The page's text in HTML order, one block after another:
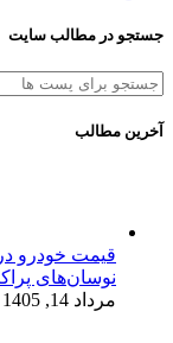
جستجو در مطالب سایت
آخرین مطالب
نوسان‌های
مرداد 14, 1405